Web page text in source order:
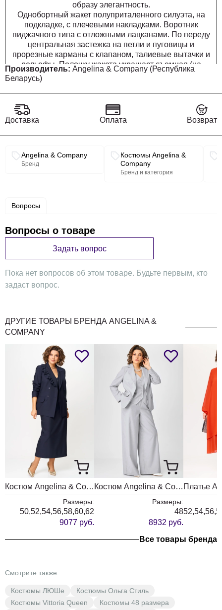
образу элегантность.
Однобортный жакет полуприталенного силуэта, на
подкладке, с плечевыми накладками. Воротник
пиджачного типа с отложными лацканами. По переду
центральная застежка на петли и пуговицы и
прорезные карманы с клапаном, талиевые вытачки и
рельефы. Полочку жакета украшает съемная (на
пуговицах) декоративная рюша с кружевом. Низ
бортов закругленной формы. Спинка со средним швом
и рельефами. Рукав втачной двухшовный длинный.
Жилет прилегающего силуэта с центральной бортовой
застежкой на петли и пуговицы, на подкладке. Вырез
горловины V-образной формы. Перед — с талиевыми
вытачками и прорезными карманами с листочкой.
Широкие брюки с высокой посадкой, с поясом на
резинке. В боковых швах имеются функциональные
наклонные карманы.
Производитель: Angelina & Company (Республика
Беларусь)
Доставка Оплата Возврат
Связанные разделы каталога
Angelina & Company
Бренд
Костюмы Angelina &
Company
Бренд и категория
Вопросы
Вопросы о товаре
Задать вопрос
Пока нет вопросов об этом товаре. Будьте первым, кто
задаст вопрос.
ДРУГИЕ ТОВАРЫ БРЕНДА ANGELINA &
COMPANY
Костюм Angelina & Company 1280
Размеры:
50,52,54,56,58,60,62
9077 руб.
Костюм Angelina & Company 1214
Размеры:
48
8932 руб.
Все товары бренда
Смотрите также:
Костюмы ЛЮШе
Костюмы Ольга Стиль
Костюмы Vittoria Queen
Костюмы 48 размера